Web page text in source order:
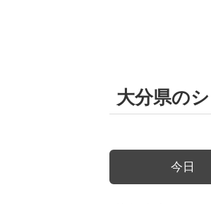
大分県の
今日